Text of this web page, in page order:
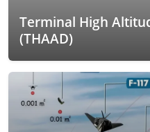
Terminal High
(THAAD)